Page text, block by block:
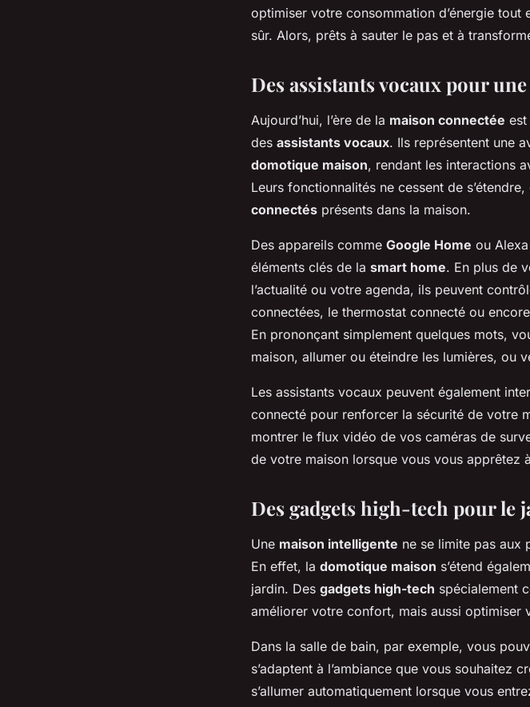
optimiser votre consommation d’énergie
sûr. Alors, prêts à sauter le pas et à
Des assistants vocaux pour
Aujourd’hui, l’ère de la maison connectée est
des assistants vocaux. Ils représentent une
domotique maison, rendant les interactions
Leurs fonctionnalités ne cessent de
connectés présents dans la maison.
Des appareils comme Google Home ou
éléments clés de la smart home. En plus de
l’actualité ou votre agenda, ils peuvent
connectées, le thermostat connecté ou
En prononçant simplement quelques mots,
maison, allumer ou éteindre les lumières, ou
Les assistants vocaux peuvent également
connecté pour renforcer la sécurité de votre
montrer le flux vidéo de vos caméras de
de votre maison lorsque vous vous apprêtez
Des gadgets high-tech pour le
Une maison intelligente ne se limite pas aux
En effet, la domotique maison s’étend
jardin. Des gadgets high-tech spécialement
améliorer votre confort, mais aussi optimiser
Dans la salle de bain, par exemple, vous
s’adaptent à l’ambiance que vous souhaitez
s’allumer automatiquement lorsque vous